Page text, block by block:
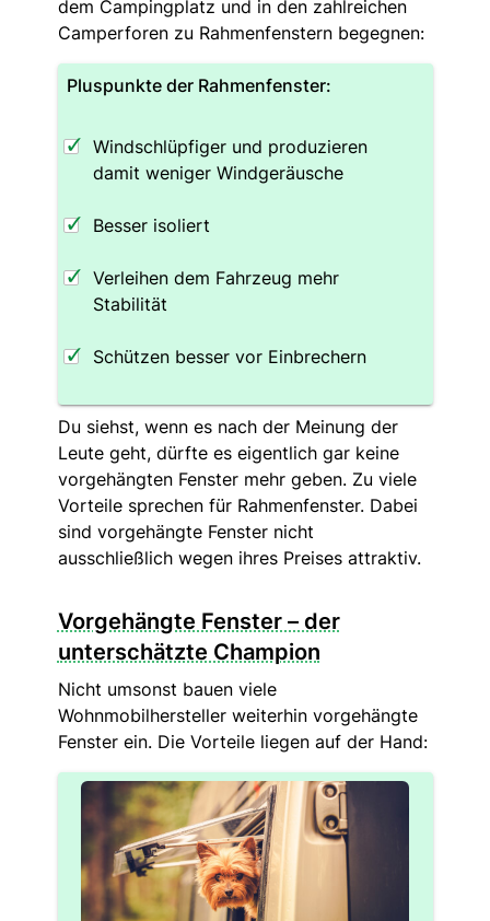
dem Campingplatz und in den zahlreichen
Camperforen zu Rahmenfenstern begegnen:
Pluspunkte der Rahmenfenster:
Windschlüpfiger und produzieren
damit weniger Windgeräusche
Besser isoliert
Verleihen dem Fahrzeug mehr
Stabilität
Schützen besser vor Einbrechern
Du siehst, wenn es nach der Meinung der
Leute geht, dürfte es eigentlich gar keine
vorgehängten Fenster mehr geben. Zu viele
Vorteile sprechen für Rahmenfenster. Dabei
sind vorgehängte Fenster nicht
ausschließlich wegen ihres Preises attraktiv.
Vorgehängte Fenster – der
unterschätzte Champion
Nicht umsonst bauen viele
Wohnmobilhersteller weiterhin vorgehängte
Fenster ein. Die Vorteile liegen auf der Hand: